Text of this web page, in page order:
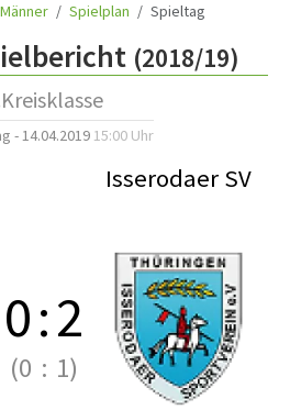
Spielplan Spieltag
(2018/19)
- 14.04.2019 15:00 Uhr
Isserodaer SV
0:2
(0 : 1)